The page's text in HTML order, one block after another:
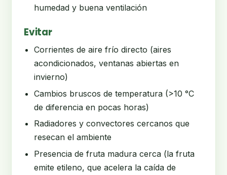
humedad y buena ventilación
Evitar
Corrientes de aire frío directo (aires
acondicionados, ventanas abiertas en
invierno)
Cambios bruscos de temperatura (>10 °C
de diferencia en pocas horas)
Radiadores y convectores cercanos que
resecan el ambiente
Presencia de fruta madura cerca (la fruta
emite etileno, que acelera la caída de